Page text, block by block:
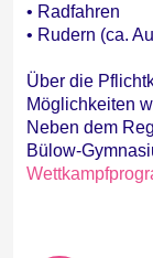
• Radfahren
• Rudern (ca.
Über die
Möglichkeiten
Neben dem
Bülow-